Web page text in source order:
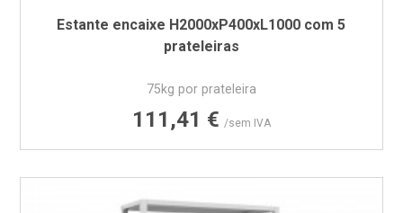
Estante encaixe H2000xP400xL1000 com 5
prateleiras
75kg por prateleira
Preço
111,41 € /sem IVA